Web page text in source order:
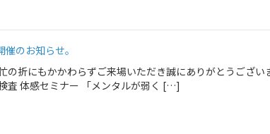
のお知らせ。
折にもかかわらずご来場いただき誠にありがとうござい
査 体感セミナー 「メンタルが弱く […]